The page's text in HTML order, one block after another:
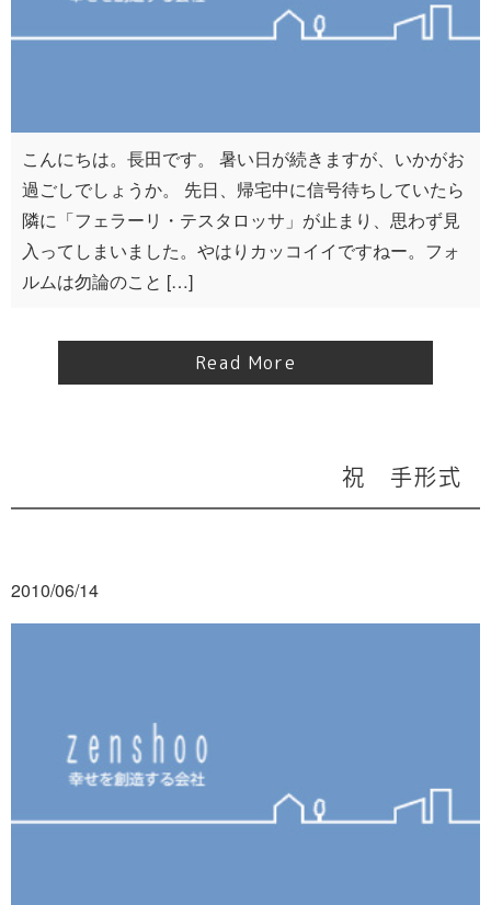
こんにちは。長田です。 暑い日が続きますが、いかがお
過ごしでしょうか。 先日、帰宅中に信号待ちしていたら
隣に「フェラーリ・テスタロッサ」が止まり、思わず見
入ってしまいました。やはりカッコイイですねー。フォ
ルムは勿論のこと […]
Read More
祝 手形式
2010/06/14